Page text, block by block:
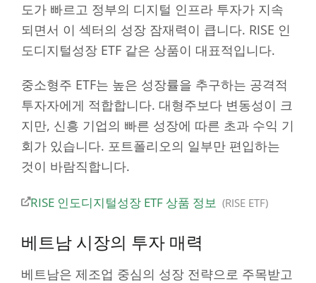
도가 빠르고 정부의 디지털 인프라 투자가 지속
되면서 이 섹터의 성장 잠재력이 큽니다. RISE 인
도디지털성장 ETF 같은 상품이 대표적입니다.
중소형주 ETF는 높은 성장률을 추구하는 공격적
투자자에게 적합합니다. 대형주보다 변동성이 크
지만, 신흥 기업의 빠른 성장에 따른 초과 수익 기
회가 있습니다. 포트폴리오의 일부만 편입하는
것이 바람직합니다.
RISE 인도디지털성장 ETF 상품 정보 RISE ETF
베트남 시장의 투자 매력
베트남은 제조업 중심의 성장 전략으로 주목받고